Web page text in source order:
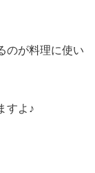
のが料理に使い
すよ♪